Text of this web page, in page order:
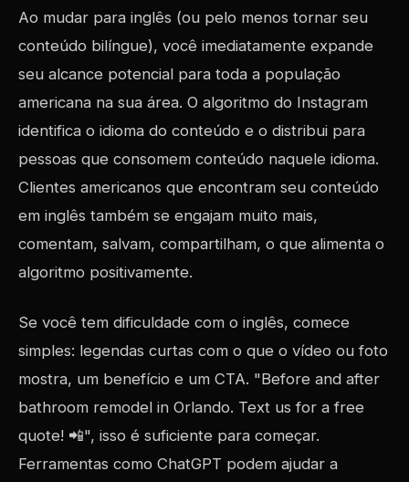
Ao mudar para inglês (ou pelo menos tornar seu
conteúdo bilíngue), você imediatamente expande
seu alcance potencial para toda a população
americana na sua área. O algoritmo do Instagram
identifica o idioma do conteúdo e o distribui para
pessoas que consomem conteúdo naquele idioma.
Clientes americanos que encontram seu conteúdo
em inglês também se engajam muito mais,
comentam, salvam, compartilham, o que alimenta o
algoritmo positivamente.
Se você tem dificuldade com o inglês, comece
simples: legendas curtas com o que o vídeo ou foto
mostra, um benefício e um CTA. "Before and after
bathroom remodel in Orlando. Text us for a free
quote! 📲", isso é suficiente para começar.
Ferramentas como ChatGPT podem ajudar a